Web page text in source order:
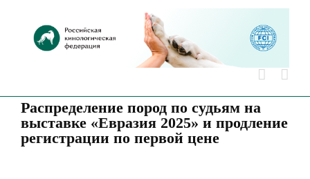
Распределение пород по судьям на
выставке «Евразия 2025» и продление
регистрации по первой цене